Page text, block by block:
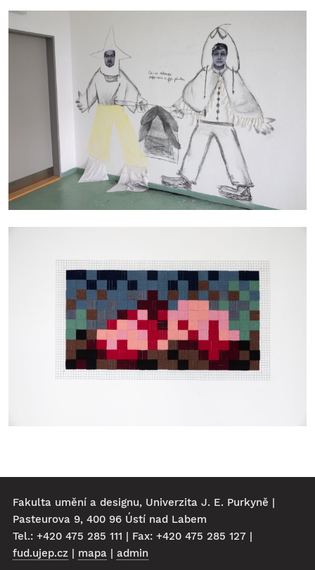
Fakulta umění a designu, Univerzita J. E. Purkyně |
Pasteurova 9, 400 96 Ústí nad Labem
Tel.: +420 475 285 111 | Fax: +420 475 285 127 |
fud.ujep.cz | mapa | admin